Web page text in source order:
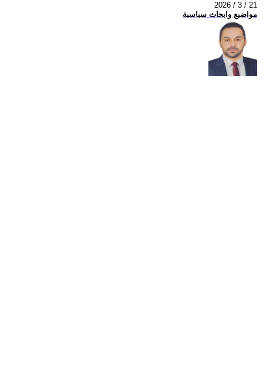
2026 / 3 / 21
مواضيع وابحاث سياسية